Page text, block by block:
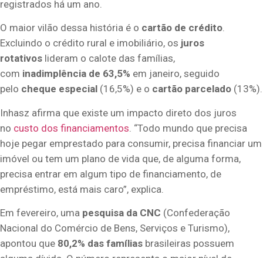
registrados há um ano.
O maior vilão dessa história é o cartão de crédito.
Excluindo o crédito rural e imobiliário, os juros
rotativos lideram o calote das famílias,
com inadimplência de 63,5% em janeiro, seguido
pelo cheque especial (16,5%) e o cartão parcelado (13%).
Inhasz afirma que existe um impacto direto dos juros
no custo dos financiamentos . “Todo mundo que precisa
hoje pegar emprestado para consumir, precisa financiar um
imóvel ou tem um plano de vida que, de alguma forma,
precisa entrar em algum tipo de financiamento, de
empréstimo, está mais caro”, explica.
Em fevereiro, uma pesquisa da CNC (Confederação
Nacional do Comércio de Bens, Serviços e Turismo),
apontou que 80,2% das famílias brasileiras possuem